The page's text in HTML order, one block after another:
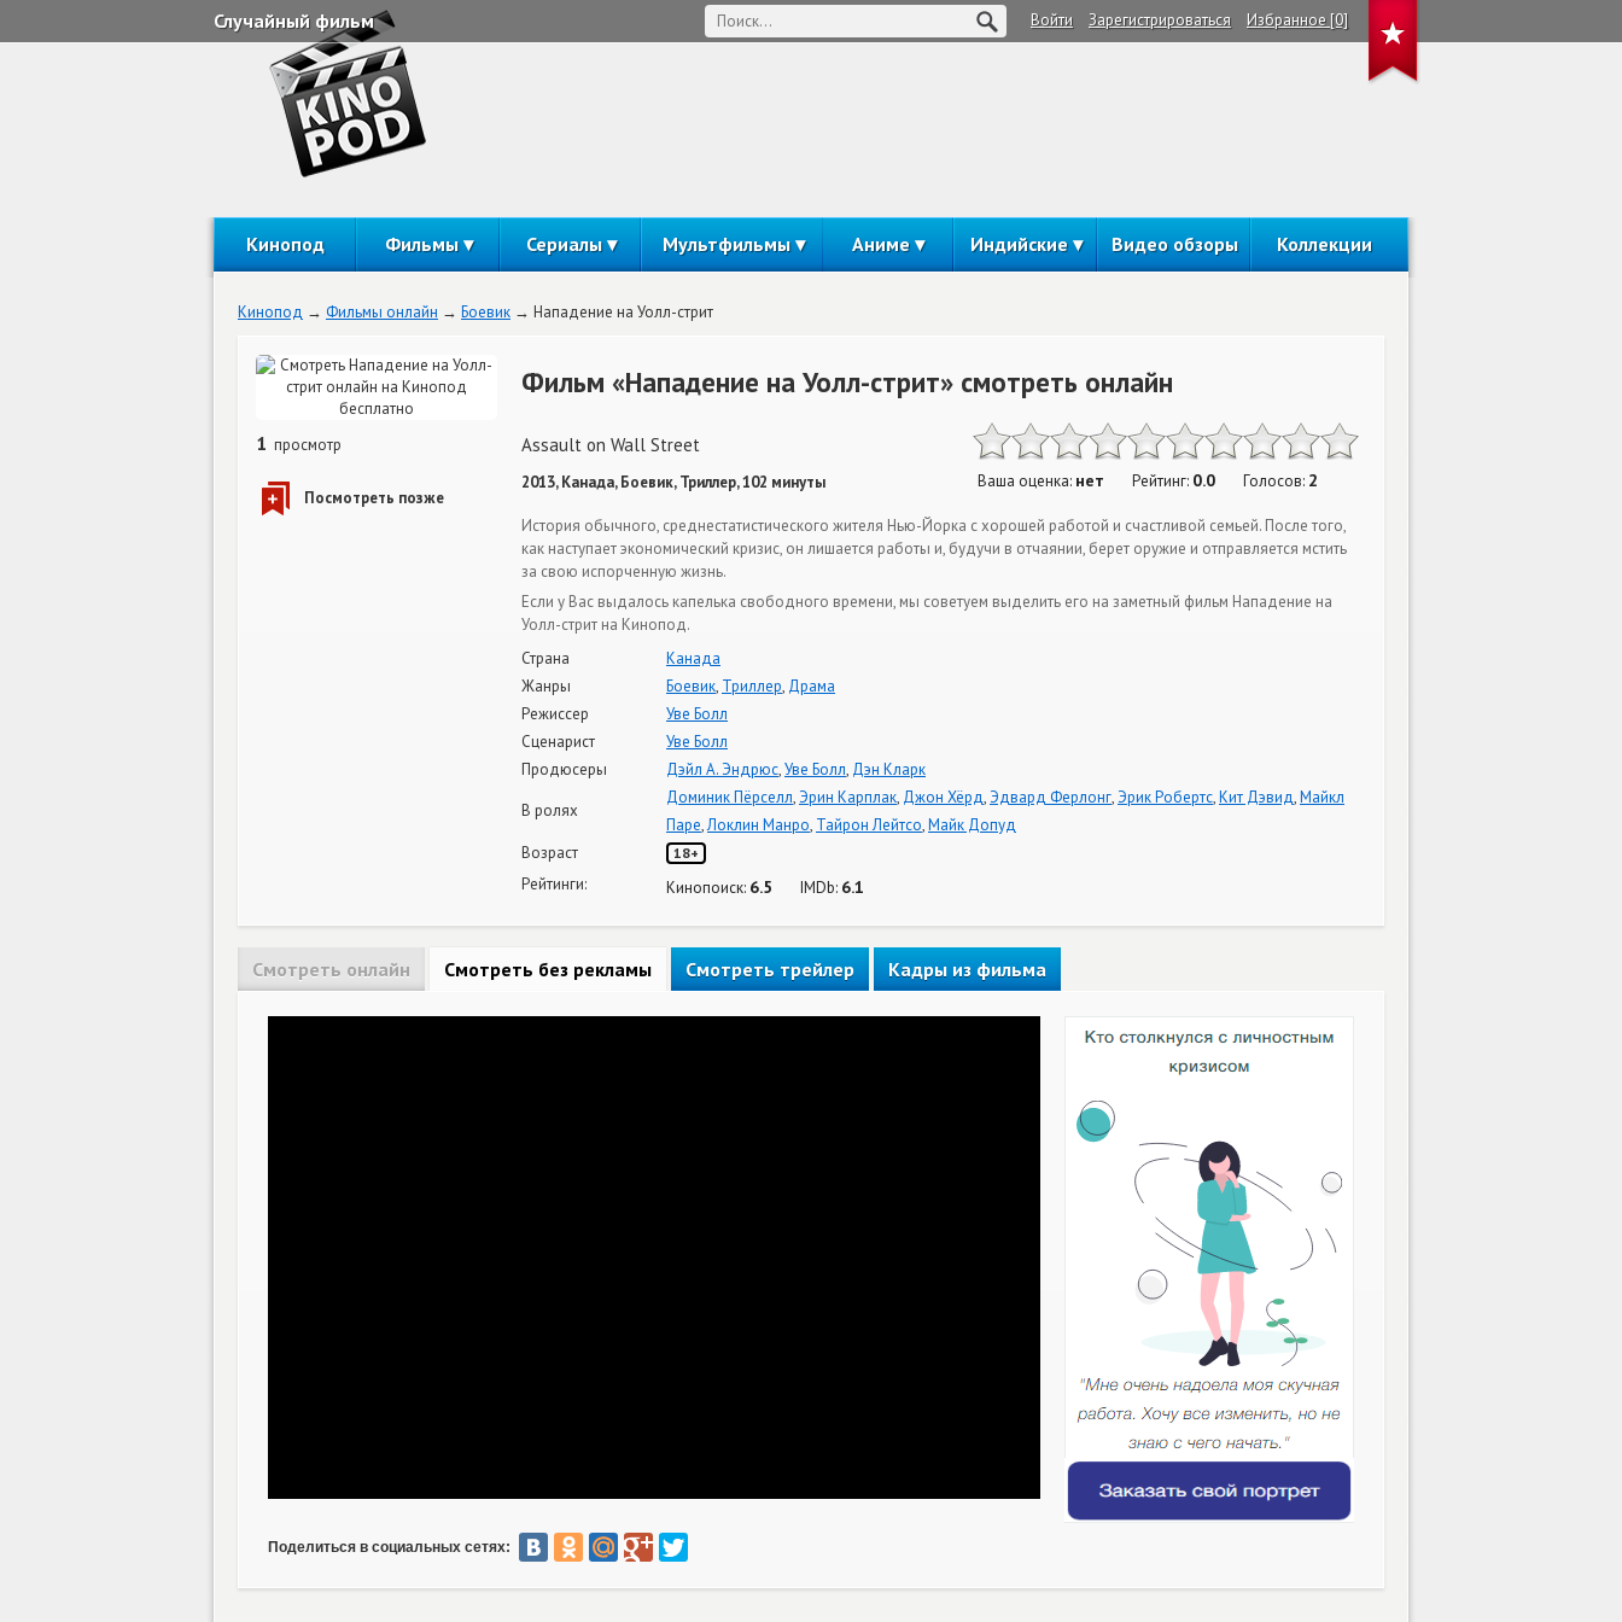
Случайный фильм Войти Зарегистрироваться Избранное [0]
Кинопод Фильмы Сериалы Мультфильмы Аниме Индийские Видео обзоры Коллекции
Кинопод Фильмы онлайн Боевик Нападение на Уолл-стрит
1 просмотр
Фильм «Нападение на Уолл-стрит» смотреть онлайн
Assault on Wall Street
2013, Канада, Боевик, Триллер, 102 минуты Ваша оценка: нет Рейтинг: 0.0 Голосов: 2
История обычного, среднестатистического жителя Нью-Йорка с хорошей работой и счастливой семьей. После того,
как наступает экономический кризис, он лишается работы и, будучи в отчаянии, берет оружие и отправляется мстить
за свою испорченную жизнь.
Если у Вас выдалось капелька свободного времени, мы советуем выделить его на заметный фильм Нападение на
Уолл-стрит на Кинопод.
Страна
Канада
Жанры
Боевик, Триллер, Драма
Режиссер
Уве Болл
Сценарист
Уве Болл
Продюсеры
Дэйл А. Эндрюс,Уве Болл, Дэн Кларк
В ролях
Доминик Пёрселл,Эрин Карплак, Джон Хёрд,Эдвард Ферлонг,Эрик Робертс,Кит Дэвид,Майкл
Паре,Локлин Манро, Тайрон Лейтсо,Майк Допуд
Возраст
18+
Рейтинги: Кинопоиск: 6.5 IMDb: 6.1
Смотреть онлайн Смотреть без рекламы Смотреть трейлер Кадры из фильма
Поделиться в социальных сетях: